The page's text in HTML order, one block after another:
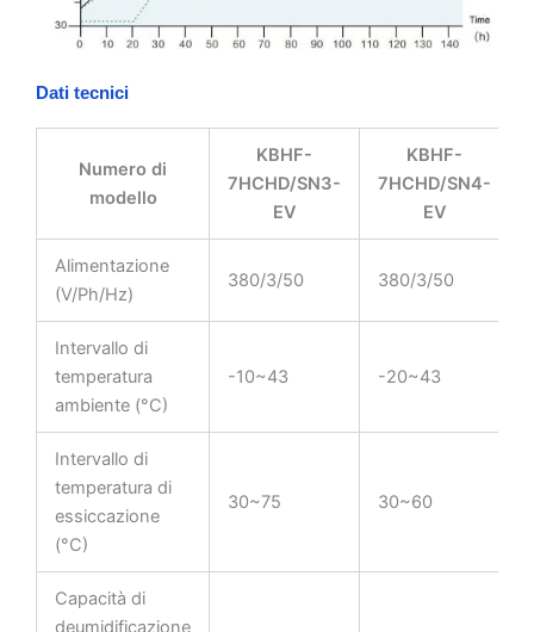
Dati tecnici
Numero di
modello
KBHF-
7HCHD/SN3-
EV
KBHF-
7HCHD/SN4-
EV
Alimentazione
(V/Ph/Hz)
380/3/50 380/3/50
Intervallo di
temperatura
ambiente (°C)
-10~43 -20~43
Intervallo di
temperatura di
essiccazione
(°C)
30~75 30~60
Capacità di
deumidificazione